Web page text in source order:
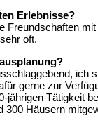
Erlebnisse?
Freundschaften
oft.
ich
gerne zur
jährigen Tätigkeit
300 Häusern